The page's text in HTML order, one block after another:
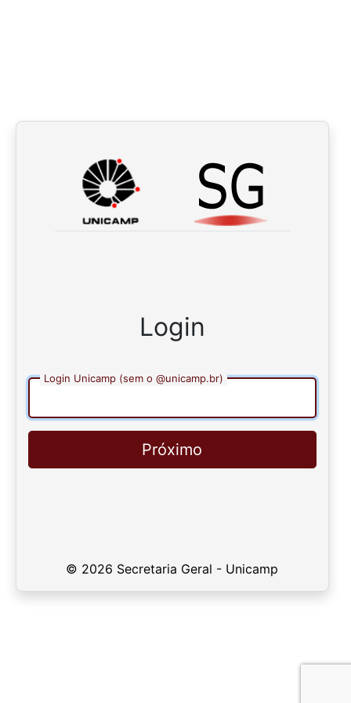
Login
Login Unicamp (sem o @unicamp.br)
Próximo
© 2026 Secretaria Geral - Unicamp